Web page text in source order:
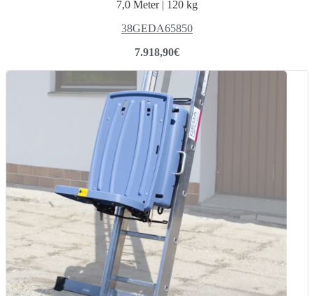
7,0 Meter | 120 kg
38GEDA65850
7.918,90€